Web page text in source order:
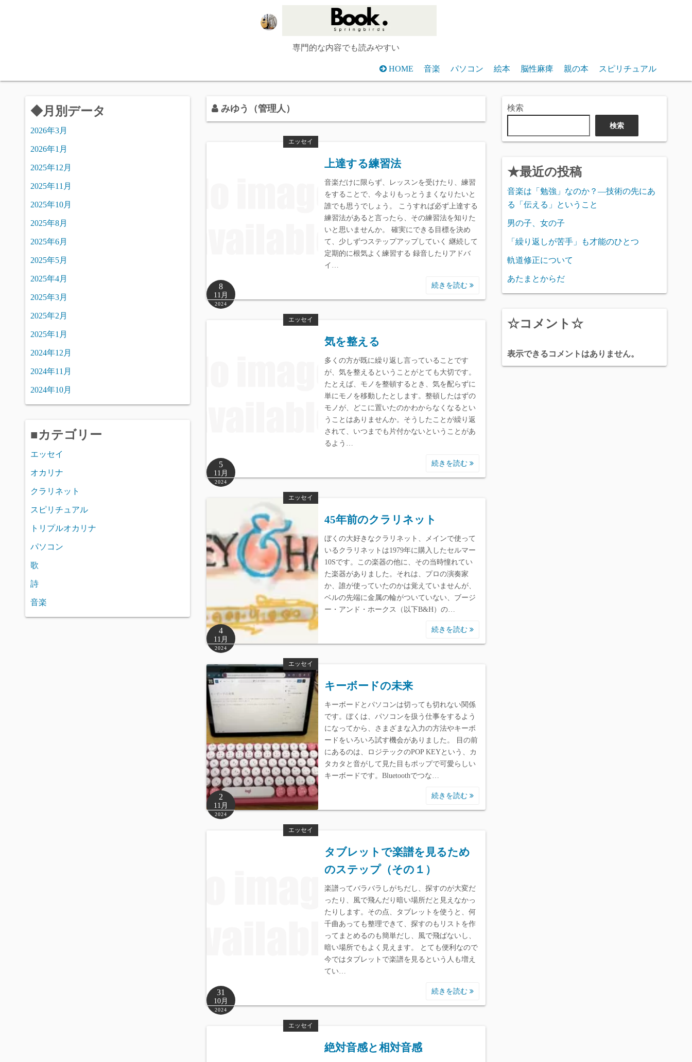
専門的な内容でも読みやすい
HOME 音楽 パソコン 絵本 脳性麻痺 親の本 スピリチュアル
みゆう（管理人）
エッセイ
8
11月
2024
上達する練習法
音楽だけに限らず、レッスンを受けたり、練習
をすることで、今よりもっとうまくなりたいと
誰でも思うでしょう。 こうすれば必ず上達する
練習法があると言ったら、その練習法を知りた
いと思いませんか。 確実にできる目標を決め
て、少しずつステップアップしていく 継続して
定期的に根気よく練習する 録音したりアドバ
イ…
続きを読む
エッセイ
5
11月
2024
気を整える
多くの方が既に繰り返し言っていることです
が、気を整えるということがとても大切です。
たとえば、モノを整頓するとき、気を配らずに
単にモノを移動したとします。整頓したはずの
モノが、どこに置いたのかわからなくなるとい
うことはありませんか。そうしたことが繰り返
されて、いつまでも片付かないということがあ
るよう…
続きを読む
エッセイ
4
11月
2024
45年前のクラリネット
ぼくの大好きなクラリネット、メインで使って
いるクラリネットは1979年に購入したセルマー
10Sです。この楽器の他に、その当時憧れてい
た楽器がありました。それは、プロの演奏家
か、誰が使っていたのかは覚えていませんが、
ベルの先端に金属の輪がついていない、ブージ
ー・アンド・ホークス（以下B&H）の…
続きを読む
エッセイ
2
11月
2024
キーボードの未来
キーボードとパソコンは切っても切れない関係
です。ぼくは、パソコンを扱う仕事をするよう
になってから、さまざまな入力の方法やキーボ
ードをいろいろ試す機会がありました。 目の前
にあるのは、ロジテックのPOP KEYという、カ
タカタと音がして見た目もポップで可愛らしい
キーボードです。Bluetoothでつな…
続きを読む
エッセイ
31
10月
2024
タブレットで楽譜を見るため
のステップ（その１）
楽譜ってバラバラしがちだし、探すのが大変だ
ったり、風で飛んだり暗い場所だと見えなかっ
たりします。その点、タブレットを使うと、何
千曲あっても整理できて、探すのもリストを作
ってまとめるのも簡単だし、風で飛ばないし、
暗い場所でもよく見えます。 とても便利なので
今ではタブレットで楽譜を見るという人も増え
てい…
続きを読む
エッセイ
絶対音感と相対音感
◆月別データ
2026年3月
2026年1月
2025年12月
2025年11月
2025年10月
2025年8月
2025年6月
2025年5月
2025年4月
2025年3月
2025年2月
2025年1月
2024年12月
2024年11月
2024年10月
■カテゴリー
エッセイ
オカリナ
クラリネット
スピリチュアル
トリプルオカリナ
パソコン
歌
詩
音楽
検索
検索
★最近の投稿
音楽は「勉強」なのか？―技術の先にあ
る「伝える」ということ
男の子、女の子
「繰り返しが苦手」も才能のひとつ
軌道修正について
あたまとからだ
☆コメント☆
表示できるコメントはありません。